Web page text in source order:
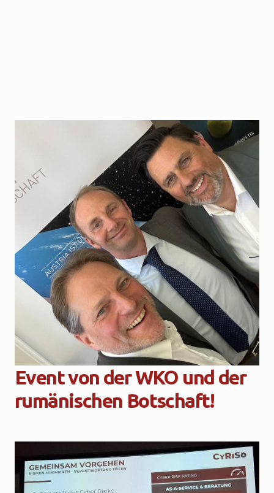
Event von der WKO und der
rumänischen Botschaft!